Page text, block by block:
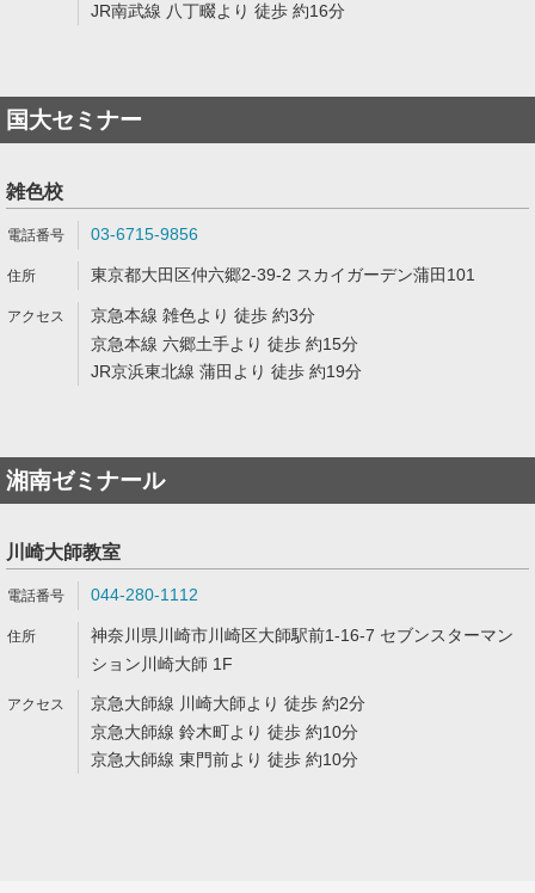
JR南武線 八丁畷より 徒歩 約16分
国大セミナー
雑色校
03-6715-9856
東京都大田区仲六郷2-39-2 スカイガーデン蒲田101
京急本線 雑色より 徒歩 約3分
京急本線 六郷土手より 徒歩 約15分
JR京浜東北線 蒲田より 徒歩 約19分
湘南ゼミナール
川崎大師教室
044-280-1112
神奈川県川崎市川崎区大師駅前1-16-7 セブンスターマン
ション川崎大師 1F
京急大師線 川崎大師より 徒歩 約2分
京急大師線 鈴木町より 徒歩 約10分
京急大師線 東門前より 徒歩 約10分